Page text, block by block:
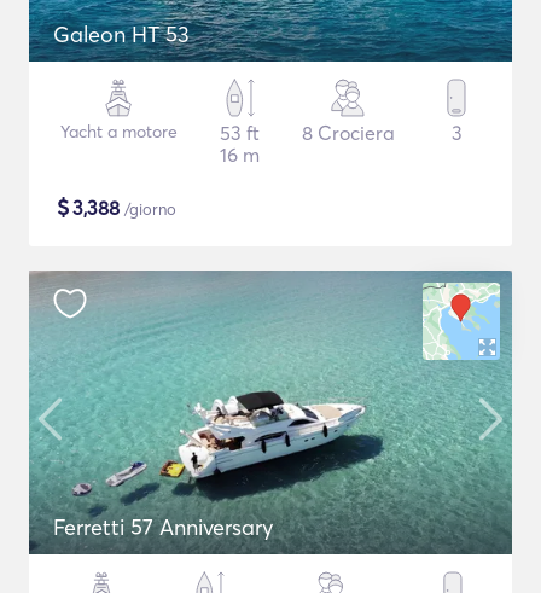
Galeon HT 53
Yacht a motore
53 ft
16 m
8 Crociera 3
$3,388 /giorno
Ferretti 57 Anniversary